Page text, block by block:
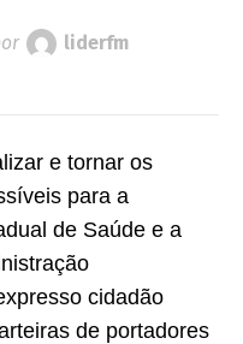
liderfm
e tornar os
para a
de Saúde e a
cidadão
de portadores